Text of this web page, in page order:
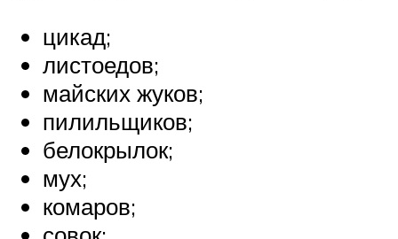
цикад;
листоедов;
майских жуков;
пилильщиков;
белокрылок;
мух;
комаров;